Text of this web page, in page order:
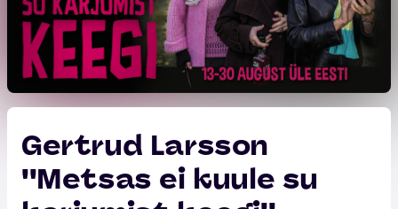
Gertrud Larsson
''Metsas ei kuule su